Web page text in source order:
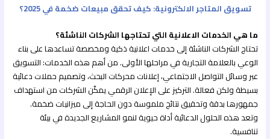
تسويق المتاجر الالكترونية: كيف تحقق مبيعات ضخمة في 2025؟
ما هي الخدمات الاعلانية التي تحتاجها الشركات الناشئة؟
تحتاج الشركات الناشئة إلى خدمات اعلانية ذكية ومخصصة تساعدها على بناء
الوعي بالعلامة التجارية في مراحلها الأولى. من أهم هذه الخدمات: التسويق
عبر وسائل التواصل الاجتماعي، إعلانات محركات البحث، وتصميم حملات دعائية
بسيطة ولكن فعالة. التركيز على الإعلان الرقمي يمكّن الشركات من استهداف
جمهورها بدقة وتحقيق نتائج ملموسة دون الحاجة إلى ميزانيات ضخمة.
وتعد هذه الحلول الدعائية أداة حيوية لنمو المشاريع الجديدة في بيئة
تنافسية.